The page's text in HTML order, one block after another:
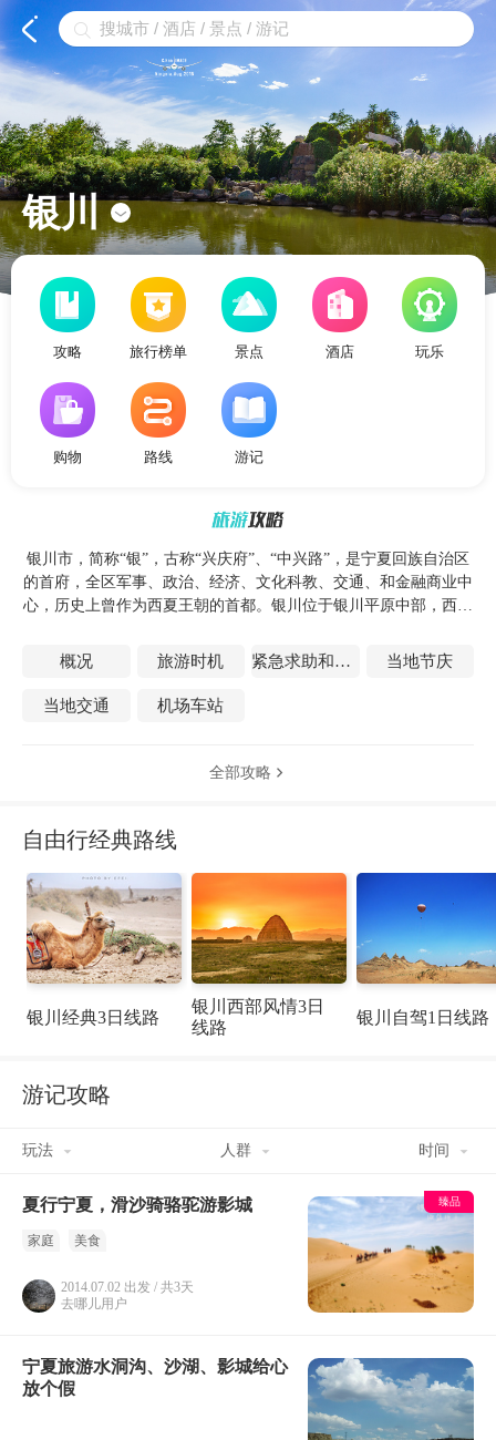
 
银川 
攻略 旅行榜单 景点 酒店 玩乐
购物 路线 游记
银川市，简称“银”，古称“兴庆府”、“中兴路”，是宁夏回族自治区
的首府，全区军事、政治、经济、文化科教、交通、和金融商业中
心，历史上曾作为西夏王朝的首都。银川位于银川平原中部，西倚
9527.31平方公里，城市建成区面积106平方公里。 银川自古有塞上
明珠的说法，城西有著名的国家级风景区西夏王陵。市内多穆斯林
风格建筑，拥有南关清真大寺、承天寺塔、海宝塔、西夏王陵、玉
概况 旅游时机 紧急求助和医疗 当地节庆
当地交通 机场车站
全部攻略 
自由行经典路线
银川经典3日线路
银川西部风情3日
线路
银川自驾1日线路
游记攻略
玩法 人群 时间
夏行宁夏，滑沙骑骆驼游影城
家庭 美食
2014.07.02 出发 / 共3天
去哪儿用户
臻品
宁夏旅游水洞沟、沙湖、影城给心
放个假